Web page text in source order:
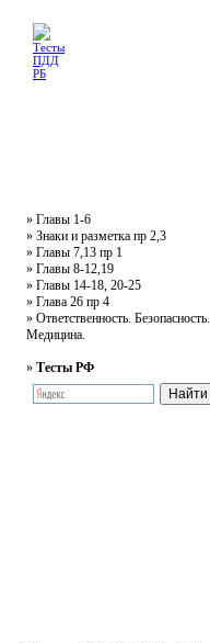
» Главы 1-6
» Знаки и разметка пр 2,3
» Главы 7,13 пр 1
» Главы 8-12,19
» Главы 14-18, 20-25
» Глава 26 пр 4
» Ответственность. Безопасность.
Медицина.
» Тесты РФ